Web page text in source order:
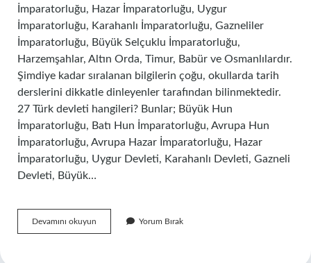
İmparatorluğu, Hazar İmparatorluğu, Uygur
İmparatorluğu, Karahanlı İmparatorluğu, Gazneliler
İmparatorluğu, Büyük Selçuklu İmparatorluğu,
Harzemşahlar, Altın Orda, Timur, Babür ve Osmanlılardır.
Şimdiye kadar sıralanan bilgilerin çoğu, okullarda tarih
derslerini dikkatle dinleyenler tarafından bilinmektedir.
27 Türk devleti hangileri? Bunlar; Büyük Hun
İmparatorluğu, Batı Hun İmparatorluğu, Avrupa Hun
İmparatorluğu, Avrupa Hazar İmparatorluğu, Hazar
İmparatorluğu, Uygur Devleti, Karahanlı Devleti, Gazneli
Devleti, Büyük…
Devamını okuyun
Tane
Yorum Bırak